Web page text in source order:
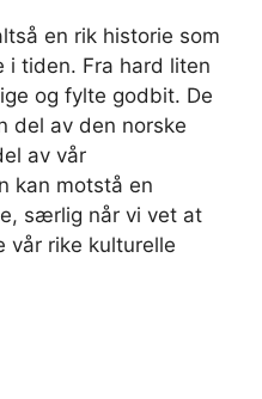
en rik historie som
i tiden. Fra hard liten
og fylte godbit. De
del av den norske
av vår
kan motstå en
særlig når vi vet at
vår rike kulturelle